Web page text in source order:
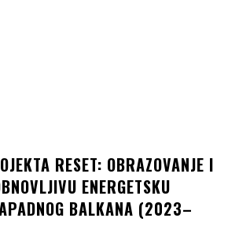
RESET: OBRAZOVANJE I
ENERGETSKU
BALKANA (2023–